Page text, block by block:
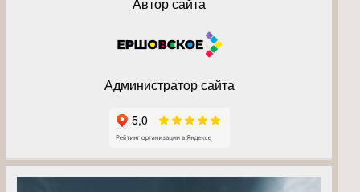
Автор сайта
Администратор сайта